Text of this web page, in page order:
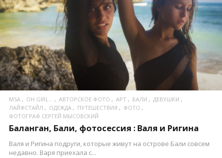
ПОСМОТРЕТЬ
MSA OH GIRL... АВТОРСКОЕ ФОТО АРТ БАЛИ
ДЕВУШКИ
ЛАЙФСТАЙЛ
ОДЕЖДА ПУТЕШЕСТВИЯ
ФОТО
ФОТОГРАФ СЕРГЕЙ МЫСОВСКИЙ
Баланган, Бали, фотосессия : Валя и Ригина
Валя и Ригина подруги, которые живут на острове Бали совсем
недавно. Варя приехала с...